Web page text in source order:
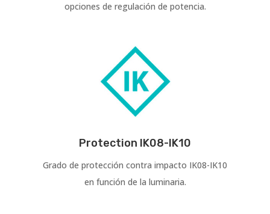
opciones de regulación de potencia.
Protection IK08-IK10
Grado de protección contra impacto IK08-IK10
en función de la luminaria.